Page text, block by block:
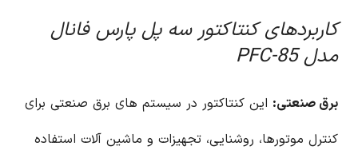
کاربردهای کنتاکتور سه پل پارس فانال
مدل PFC-85
برق صنعتی: این کنتاکتور در سیستم های برق صنعتی برای
کنترل موتورها، روشنایی، تجهیزات و ماشین آلات استفاده